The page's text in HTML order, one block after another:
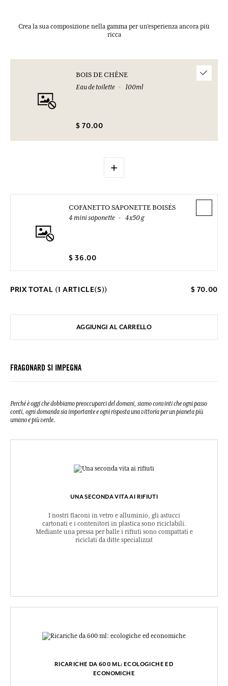
Crea la sua composizione nella gamma per un’esperienza ancora più
ricca
BOIS DE CHÊNE
Eau de toilette
100ml
$ 70.00
+
COFANETTO SAPONETTE BOISÉS
4 mini saponette
4x50 g
$ 36.00
PRIX TOTAL (1 ARTICLE(S)) $ 70.00
AGGIUNGI AL CARRELLO
FRAGONARD SI IMPEGNA
Perché è oggi che dobbiamo preoccuparci del domani, siamo convinti che ogni passo
conti, ogni domanda sia importante e ogni risposta una vittoria per un pianeta più
umano e più verde.
UNA SECONDA VITA AI RIFIUTI
I nostri flaconi in vetro e alluminio, gli astucci
cartonati e i contenitori in plastica sono riciclabili.
Mediante una pressa per balle i rifiuti sono compattati e
riciclati da ditte specializzat
RICARICHE DA 600 ML: ECOLOGICHE ED
ECONOMICHE